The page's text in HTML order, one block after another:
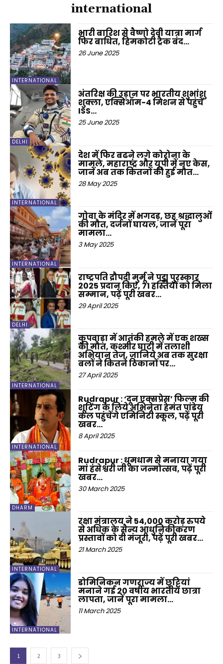
international
INTERNATIONAL
भारी बारिश से वैष्णो देवी यात्रा मार्ग
फिर बाधित, हिमकोटी ट्रैक बंद…
26 June 2025
DELHI
अंतरिक्ष की उड़ान पर भारतीय शुभांशु
शुक्ला, एक्सिऑम-4 मिशन से पहुंचे
ISS…
25 June 2025
INTERNATIONAL
देश में फिर बढऩे लगे कोरोना के
मामले, महाराष्ट्र और यूपी में नए केस,
जानें अब तक कितनों की हुई मौत…
28 May 2025
INTERNATIONAL
गोवा के मंदिर में भगदड़, छह श्रद्धालुओं
की मौत, दर्जनों घायल, जानें पूरा
मामला…
3 May 2025
DELHI
राष्ट्रपति द्रौपदी मुर्मू ने पद्म पुरस्कार
2025 प्रदान किए, 71 हस्तियों को मिला
सम्मान, पढ़ें पूरी खबर…
29 April 2025
INTERNATIONAL
कुपवाड़ा में आतंकी हमले में एक शख्स
की मौत, कश्मीर घाटी में तलाशी
अभियान तेज, जानिये अब तक सुरक्षा
बलों ने कितने ठिकानों पर...
27 April 2025
INTERNATIONAL
Rudrapur : ‘दून एक्सप्रेस’ फिल्म की
शूटिंग के लिये अभिनेता हेमंत पांडेय
कल पहुंचेंगे एमिनिटी स्कूल, पढ़ें पूरी
खबर…
8 April 2025
DHARM
Rudrapur : धूमधाम से मनाया गया
मां हंसेश्वरी जी का जन्मोत्सव, पढ़ें पूरी
खबर…
30 March 2025
INTERNATIONAL
रक्षा मंत्रालय ने 54,000 करोड़ रुपये
से अधिक के सैन्य आधुनिकीकरण
प्रस्तावों को दी मंजूरी, पढ़ें पूरी खबर…
21 March 2025
INTERNATIONAL
डोमिनिकन गणराज्य में छुट्टियां
मनाने गई 20 वर्षीय भारतीय छात्रा
लापता, जानें पूरा मामला…
11 March 2025
1 2 3